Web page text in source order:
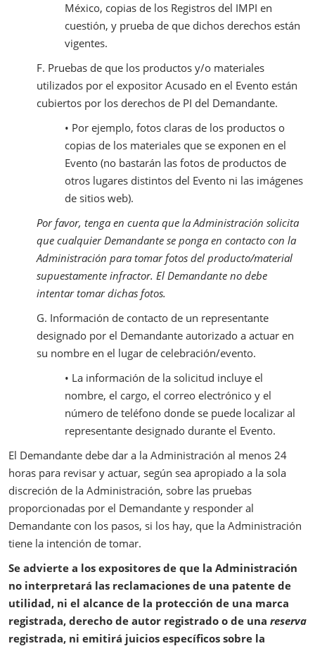
México, copias de los Registros del IMPI en
cuestión, y prueba de que dichos derechos están
vigentes.
F. Pruebas de que los productos y/o materiales
utilizados por el expositor Acusado en el Evento están
cubiertos por los derechos de PI del Demandante.
• Por ejemplo, fotos claras de los productos o
copias de los materiales que se exponen en el
Evento (no bastarán las fotos de productos de
otros lugares distintos del Evento ni las imágenes
de sitios web).
Por favor, tenga en cuenta que la Administración solicita
que cualquier Demandante se ponga en contacto con la
Administración para tomar fotos del producto/material
supuestamente infractor. El Demandante no debe
intentar tomar dichas fotos.
G. Información de contacto de un representante
designado por el Demandante autorizado a actuar en
su nombre en el lugar de celebración/evento.
• La información de la solicitud incluye el
nombre, el cargo, el correo electrónico y el
número de teléfono donde se puede localizar al
representante designado durante el Evento.
El Demandante debe dar a la Administración al menos 24
horas para revisar y actuar, según sea apropiado a la sola
discreción de la Administración, sobre las pruebas
proporcionadas por el Demandante y responder al
Demandante con los pasos, si los hay, que la Administración
tiene la intención de tomar.
Se advierte a los expositores de que la Administración
no interpretará las reclamaciones de una patente de
utilidad, ni el alcance de la protección de una marca
registrada, derecho de autor registrado o de una reserva
registrada, ni emitirá juicios específicos sobre la